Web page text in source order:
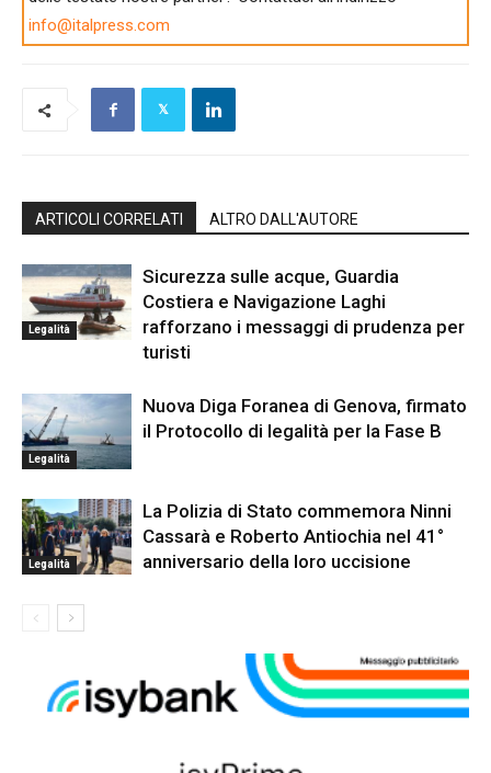
info@italpress.com
ARTICOLI CORRELATI ALTRO DALL'AUTORE
Legalità
Sicurezza sulle acque, Guardia
Costiera e Navigazione Laghi
rafforzano i messaggi di prudenza per
turisti
Legalità
Nuova Diga Foranea di Genova, firmato
il Protocollo di legalità per la Fase B
Legalità
La Polizia di Stato commemora Ninni
Cassarà e Roberto Antiochia nel 41°
anniversario della loro uccisione